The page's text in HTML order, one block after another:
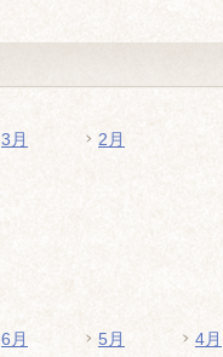
3月 2月
6月 5月 4月